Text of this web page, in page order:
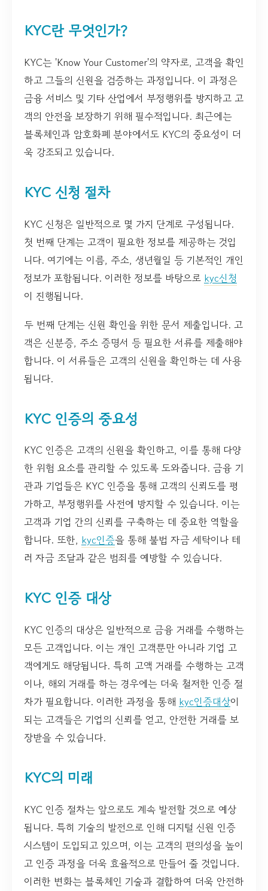
KYC란 무엇인가?
KYC는 'Know Your Customer'의 약자로, 고객을 확인
하고 그들의 신원을 검증하는 과정입니다. 이 과정은
금융 서비스 및 기타 산업에서 부정행위를 방지하고 고
객의 안전을 보장하기 위해 필수적입니다. 최근에는
블록체인과 암호화폐 분야에서도 KYC의 중요성이 더
욱 강조되고 있습니다.
KYC 신청 절차
KYC 신청은 일반적으로 몇 가지 단계로 구성됩니다.
첫 번째 단계는 고객이 필요한 정보를 제공하는 것입
니다. 여기에는 이름, 주소, 생년월일 등 기본적인 개인
정보가 포함됩니다. 이러한 정보를 바탕으로 kyc신청
이 진행됩니다.
두 번째 단계는 신원 확인을 위한 문서 제출입니다. 고
객은 신분증, 주소 증명서 등 필요한 서류를 제출해야
합니다. 이 서류들은 고객의 신원을 확인하는 데 사용
됩니다.
KYC 인증의 중요성
KYC 인증은 고객의 신원을 확인하고, 이를 통해 다양
한 위험 요소를 관리할 수 있도록 도와줍니다. 금융 기
관과 기업들은 KYC 인증을 통해 고객의 신뢰도를 평
가하고, 부정행위를 사전에 방지할 수 있습니다. 이는
고객과 기업 간의 신뢰를 구축하는 데 중요한 역할을
합니다. 또한, kyc인증을 통해 불법 자금 세탁이나 테
러 자금 조달과 같은 범죄를 예방할 수 있습니다.
KYC 인증 대상
KYC 인증의 대상은 일반적으로 금융 거래를 수행하는
모든 고객입니다. 이는 개인 고객뿐만 아니라 기업 고
객에게도 해당됩니다. 특히 고액 거래를 수행하는 고객
이나, 해외 거래를 하는 경우에는 더욱 철저한 인증 절
차가 필요합니다. 이러한 과정을 통해 kyc인증대상이
되는 고객들은 기업의 신뢰를 얻고, 안전한 거래를 보
장받을 수 있습니다.
KYC의 미래
KYC 인증 절차는 앞으로도 계속 발전할 것으로 예상
됩니다. 특히 기술의 발전으로 인해 디지털 신원 인증
시스템이 도입되고 있으며, 이는 고객의 편의성을 높이
고 인증 과정을 더욱 효율적으로 만들어 줄 것입니다.
이러한 변화는 블록체인 기술과 결합하여 더욱 안전하